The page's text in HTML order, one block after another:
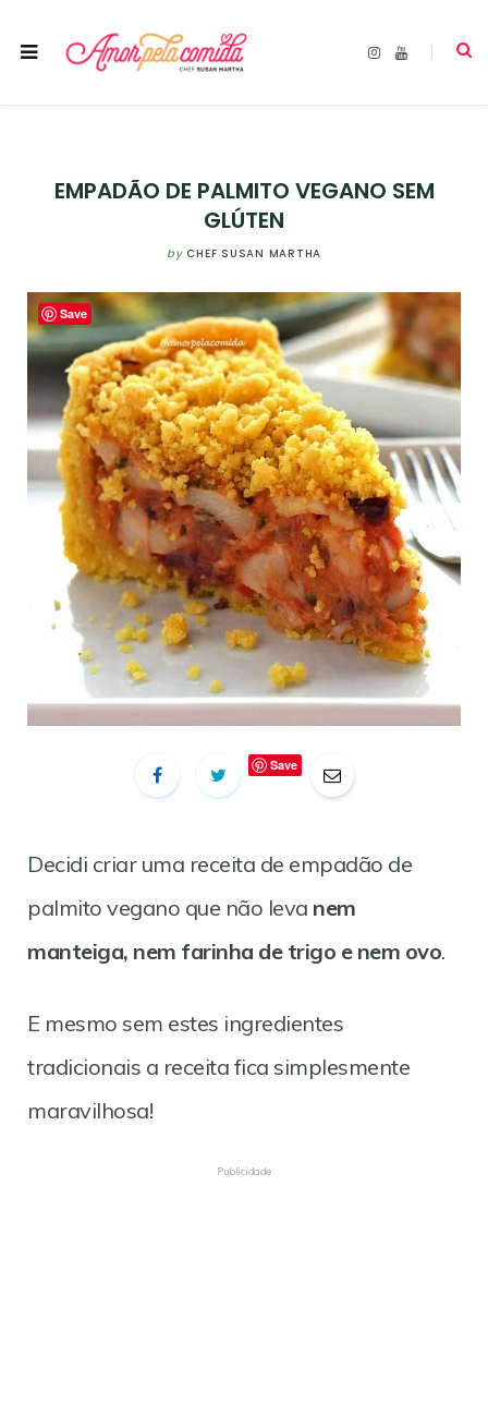
I
Y
EMPADÃO DE PALMITO VEGANO SEM
GLÚTEN
by CHEF SUSAN MARTHA
Save
Decidi criar uma receita de empadão de
palmito vegano que não leva nem
manteiga, nem farinha de trigo e nem ovo.
E mesmo sem estes ingredientes
tradicionais a receita fica simplesmente
maravilhosa!
Publicidade
Save